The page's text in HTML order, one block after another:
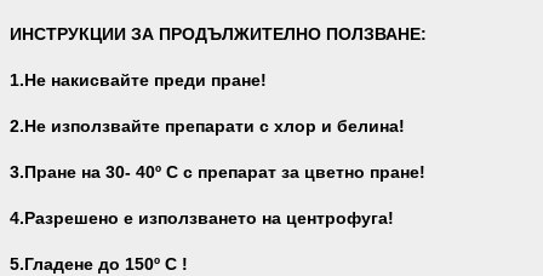
ИНСТРУКЦИИ ЗА ПРОДЪЛЖИТЕЛНО ПОЛЗВАНЕ:
1.Не накисвайте преди пране!
2.Не използвайте препарати с хлор и белина!
3.Пране на 30- 40º С с препарат за цветно пране!
4.Разрешено е използването на центрофуга!
5.Гладене до 150º С !